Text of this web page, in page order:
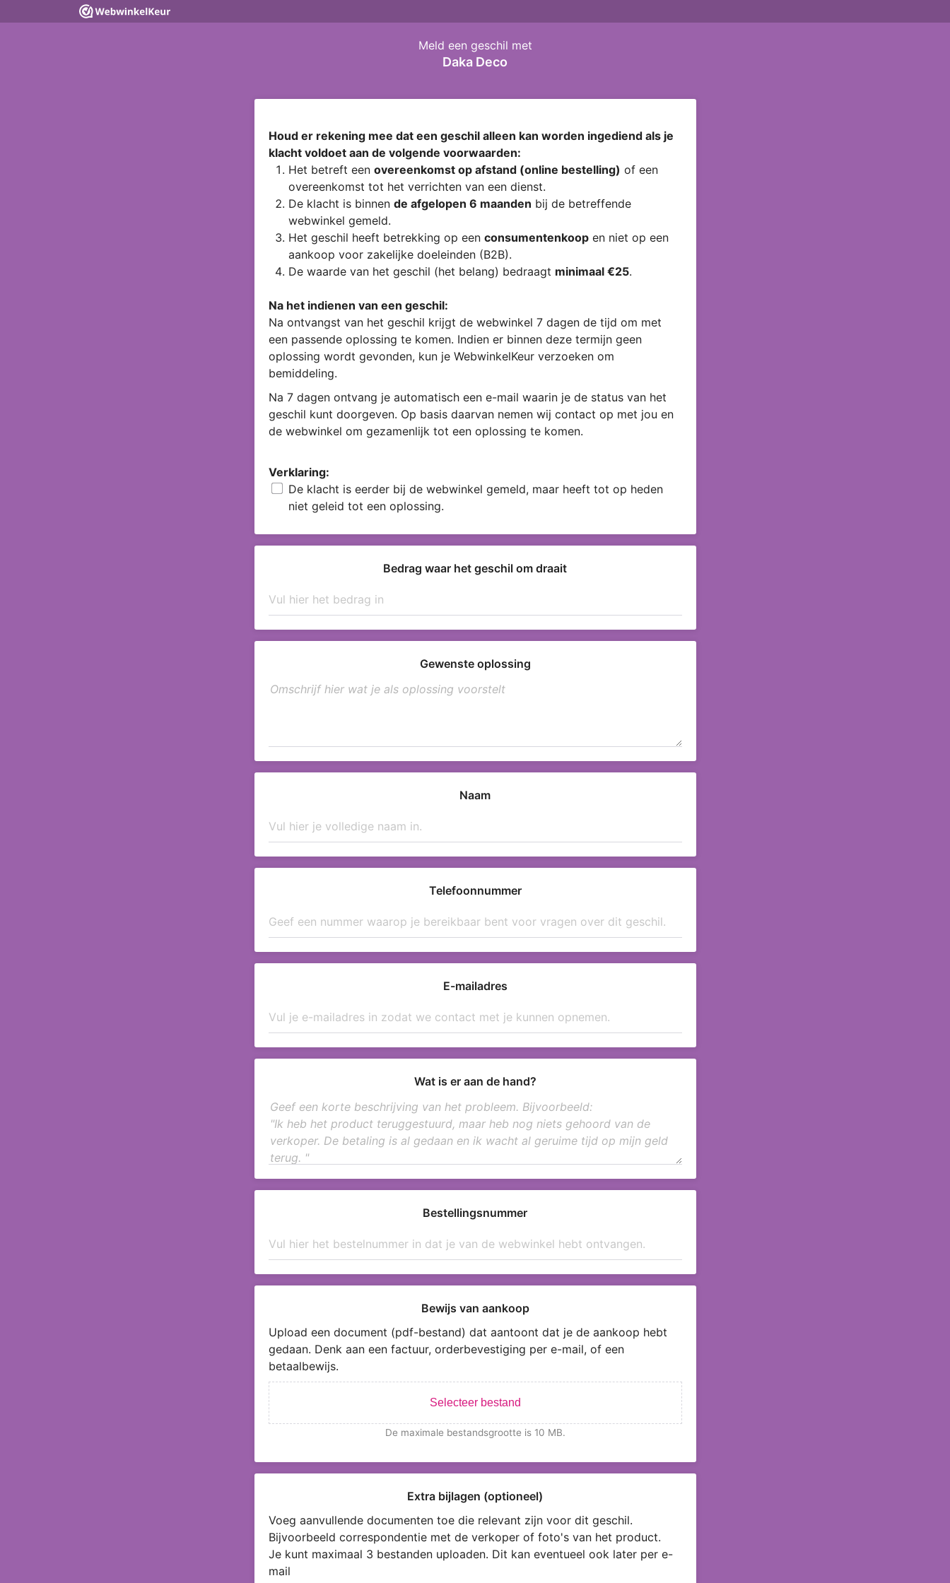
Meld een geschil met
Daka Deco
Houd er rekening mee dat een geschil alleen kan worden ingediend als je
klacht voldoet aan de volgende voorwaarden:
Het betreft een overeenkomst op afstand (online bestelling) of een
overeenkomst tot het verrichten van een dienst.
De klacht is binnen de afgelopen 6 maanden bij de betreffende
webwinkel gemeld.
Het geschil heeft betrekking op een consumentenkoopen niet op een
aankoop voor zakelijke doeleinden (B2B).
De waarde van het geschil (het belang) bedraagt minimaal €25.
Na het indienen van een geschil:
Na ontvangst van het geschil krijgt de webwinkel 7 dagen de tijd om met
een passende oplossing te komen. Indien er binnen deze termijn geen
oplossing wordt gevonden, kun je WebwinkelKeur verzoeken om
bemiddeling.
Na 7 dagen ontvang je automatisch een e-mail waarin je de status van het
geschil kunt doorgeven. Op basis daarvan nemen wij contact op met jou en
de webwinkel om gezamenlijk tot een oplossing te komen.
Verklaring:
De klacht is eerder bij de webwinkel gemeld, maar heeft tot op heden
niet geleid tot een oplossing.
Bedrag waar het geschil om draait
Gewenste oplossing
Naam
Telefoonnummer
E-mailadres
Wat is er aan de hand?
Bestellingsnummer
Bewijs van aankoop
Upload een document (pdf-bestand) dat aantoont dat je de aankoop hebt
gedaan. Denk aan een factuur, orderbevestiging per e-mail, of een
betaalbewijs.
Selecteer bestand
De maximale bestandsgrootte is 10 MB.
Extra bijlagen (optioneel)
Voeg aanvullende documenten toe die relevant zijn voor dit geschil.
Bijvoorbeeld correspondentie met de verkoper of foto's van het product.
Je kunt maximaal 3 bestanden uploaden. Dit kan eventueel ook later per e-
mail